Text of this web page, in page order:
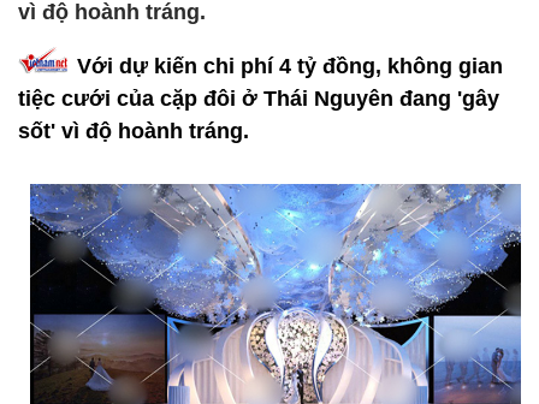
vì độ hoành tráng.
Với dự kiến chi phí 4 tỷ đồng, không gian
tiệc cưới của cặp đôi ở Thái Nguyên đang 'gây
sốt' vì độ hoành tráng.